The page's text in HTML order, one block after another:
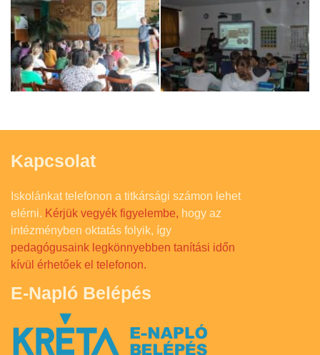
Kapcsolat
Iskolánkat telefonon a titkársági számon lehet
elérni. Kérjük vegyék figyelembe, hogy az
intézményben oktatás folyik, így
pedagógusaink legkönnyebben tanítási időn
kívül érhetőek el telefonon.
E-Napló Belépés